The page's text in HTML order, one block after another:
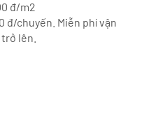
đ/m2
đ/chuyến. Miễn phí vận
lên.